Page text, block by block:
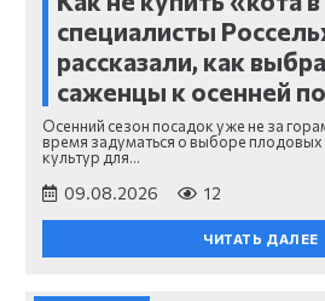
специалисты
рассказали, как
саженцы к осенней
Осенний сезон посадок уже не за
время задуматься о выборе плодовых
культур для…
09.08.2026 12
ЧИТАТЬ ДАЛЕЕ